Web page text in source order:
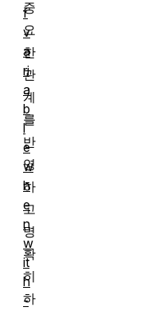
중
요
한
관
계
를
반
영
하
고
명
확
히
하
f
v
a
ri
a
b
l
e
w
h
e
n
w
it
h
-